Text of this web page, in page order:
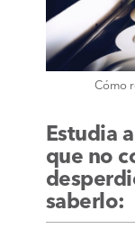
Cómo
Estudia
que no
saberlo: